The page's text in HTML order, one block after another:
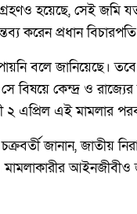
হয়েছে, সেই জমি
করেন প্রধান
বলে জানিয়েছে। তবে
বিষয়ে কেন্দ্র ও
এপ্রিল এই মামলার
জানান, জাতীয়
মামলাকারীর